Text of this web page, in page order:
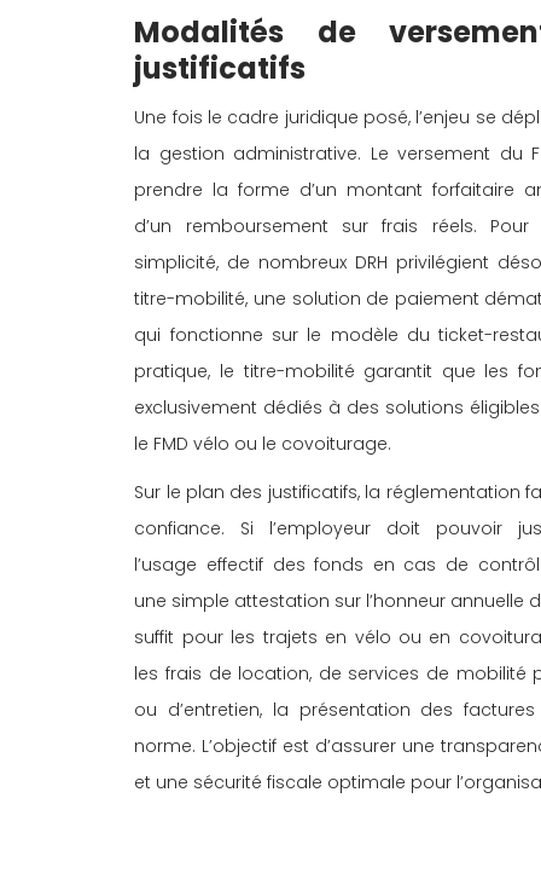
Modalités de
justificatifs
Une fois le cadre juridique posé, l’enjeu se
la gestion administrative. Le versement du
prendre la forme d’un montant forfaitaire
d’un remboursement sur frais réels.
simplicité, de nombreux DRH privilégient
titre-mobilité, une solution de paiement
qui fonctionne sur le modèle du ticket-
pratique, le titre-mobilité garantit que les
exclusivement dédiés à des solutions
le FMD vélo ou le covoiturage.
Sur le plan des justificatifs, la réglementation
confiance. Si l’employeur doit pouvoir
l’usage effectif des fonds en cas de
une simple attestation sur l’honneur annuelle
suffit pour les trajets en vélo ou en
les frais de location, de services de mobilité
ou d’entretien, la présentation des
norme. L’objectif est d’assurer une
et une sécurité fiscale optimale pour